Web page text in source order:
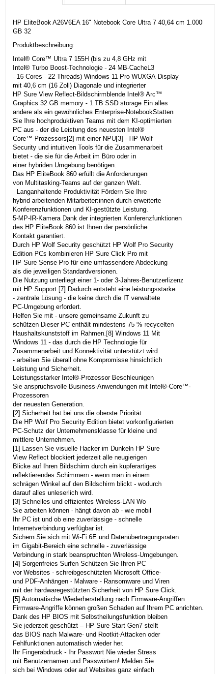
HP EliteBook A26V6EA 16" Notebook Core Ultra 7 40,64 cm 1.000
GB 32
Produktbeschreibung:
Intel® Core™ Ultra 7 155H (bis zu 4,8 GHz mit
Intel® Turbo Boost-Technologie - 24 MB-CacheL3
- 16 Cores - 22 Threads) Windows 11 Pro WUXGA-Display
mit 40,6 cm (16 Zoll) Diagonale und integrierter
HP Sure View Reflect-Bildschirmblende Intel® Arc™
Graphics 32 GB memory - 1 TB SSD storage Ein alles
andere als ein gewöhnliches Enterprise-NotebookStatten
Sie Ihre hochproduktiven Teams mit dem KI-optimierten
PC aus - der die Leistung des neuesten Intel®
Core™-Prozessors[2] mit einer NPU[3] - HP Wolf
Security und intuitiven Tools für die Zusammenarbeit
bietet - die sie für die Arbeit im Büro oder in
einer hybriden Umgebung benötigen.
Das HP EliteBook 860 erfüllt die Anforderungen
von Multitasking-Teams auf der ganzen Welt.
Langanhaltende Produktivität Fördern Sie Ihre
hybrid arbeitenden Mitarbeiter:innen durch erweiterte
Konferenzfunktionen und KI-gestützte Leistung.
5-MP-IR-Kamera Dank der integrierten Konferenzfunktionen
des HP EliteBook 860 ist Ihnen der persönliche
Kontakt garantiert.
Durch HP Wolf Security geschützt HP Wolf Pro Security
Edition PCs kombinieren HP Sure Click Pro mit
HP Sure Sense Pro für eine umfassendere Abdeckung
als die jeweiligen Standardversionen.
Die Nutzung unterliegt einer 1- oder 3-Jahres-Benutzerlizenz
mit HP Support.[7] Dadurch entsteht eine leistungsstarke
- zentrale Lösung - die keine durch die IT verwaltete
PC-Umgebung erfordert.
Helfen Sie mit - unsere gemeinsame Zukunft zu
schützen Dieser PC enthält mindestens 75 % recycelten
Haushaltskunststoff im Rahmen.[8] Windows 11 Mit
Windows 11 - das durch die HP Technologie für
Zusammenarbeit und Konnektivität unterstützt wird
- arbeiten Sie überall ohne Kompromisse hinsichtlich
Leistung und Sicherheit.
Leistungsstarker Intel®-Prozessor Beschleunigen
Sie anspruchsvolle Business-Anwendungen mit Intel®-Core™-
Prozessoren
der neuesten Generation.
[2] Sicherheit hat bei uns die oberste Priorität
Die HP Wolf Pro Security Edition bietet vorkonfigurierten
PC-Schutz der Unternehmensklasse für kleine und
mittlere Unternehmen.
[1] Lassen Sie visuelle Hacker im Dunkeln HP Sure
View Reflect blockiert jederzeit alle neugierigen
Blicke auf Ihren Bildschirm durch ein kupferartiges
reflektierendes Schimmern - wenn man in einem
schrägen Winkel auf den Bildschirm blickt - wodurch
darauf alles unleserlich wird.
[3] Schnelles und effizientes Wireless-LAN Wo
Sie arbeiten können - hängt davon ab - wie mobil
Ihr PC ist und ob eine zuverlässige - schnelle
Internetverbindung verfügbar ist.
Sichern Sie sich mit Wi-Fi 6E und Datenübertragungsraten
im Gigabit-Bereich eine schnelle - zuverlässige
Verbindung in stark beanspruchten Wireless-Umgebungen.
[4] Sorgenfreies Surfen Schützen Sie Ihren PC
vor Websites - schreibgeschützten Microsoft Office-
und PDF-Anhängen - Malware - Ransomware und Viren
mit der hardwaregestützten Sicherheit von HP Sure Click.
[5] Automatische Wiederherstellung nach Firmware-Angriffen
Firmware-Angriffe können großen Schaden auf Ihrem PC anrichten.
Dank des HP BIOS mit Selbstheilungsfunktion bleiben
Sie jederzeit geschützt – HP Sure Start Gen7 stellt
das BIOS nach Malware- und Rootkit-Attacken oder
Fehlfunktionen automatisch wieder her.
Ihr Fingerabdruck - Ihr Passwort Nie wieder Stress
mit Benutzernamen und Passwörtern! Melden Sie
sich bei Windows oder auf Websites ganz einfach